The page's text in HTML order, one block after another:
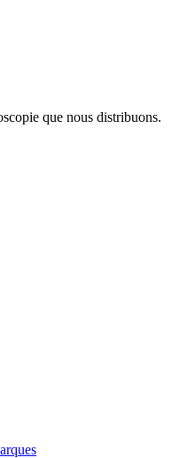
que nous distribuons.